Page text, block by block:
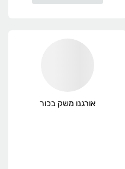
אורגנו משק בכור